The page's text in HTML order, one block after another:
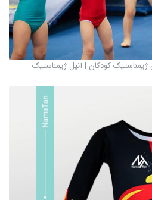
کودکان | آنیل ژیمناستیک